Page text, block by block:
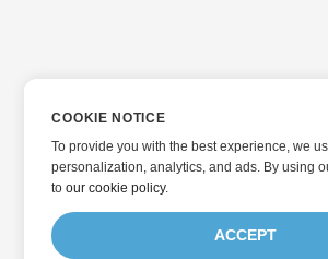
COOKIE NOTICE
To provide you with the best experience, we
personalization, analytics, and ads. By using
toour cookie policy.
ACCEPT